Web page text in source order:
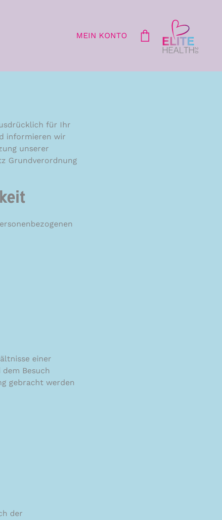
MEIN KONTO
für Ihr
informieren wir
unserer
Grundverordnung
einer
Besuch
gebracht werden
der